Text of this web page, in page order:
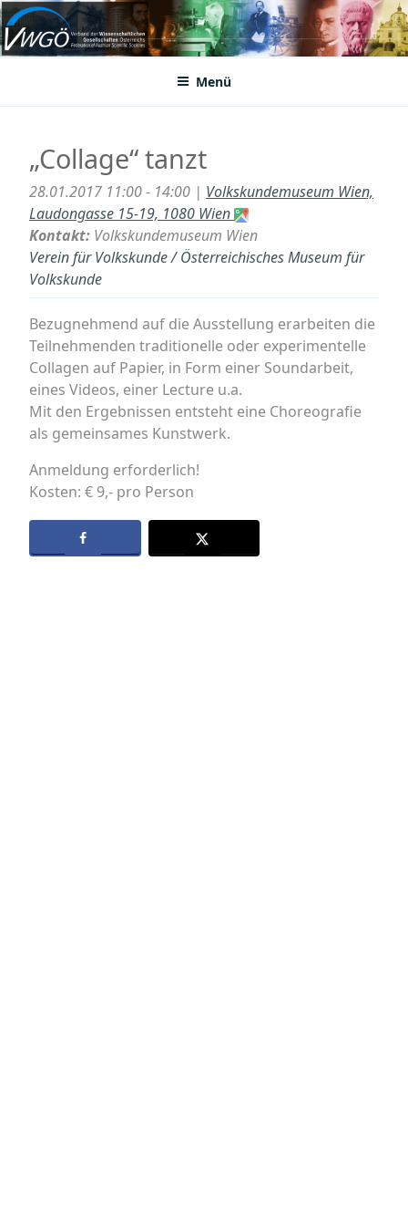
Zum
Inhalt
springenVWGÖ
Federation of Austrian Scientific Societies
Menü
„Collage“ tanzt
28.01.2017 11:00 - 14:00 | Volkskundemuseum Wien,
Laudongasse 15-19, 1080 Wien
Kontakt: Volkskundemuseum Wien
Verein für Volkskunde / Österreichisches Museum für
Volkskunde
Bezugnehmend auf die Ausstellung erarbeiten die
Teilnehmenden traditionelle oder experimentelle
Collagen auf Papier, in Form einer Soundarbeit,
eines Videos, einer Lecture u.a.
Mit den Ergebnissen entsteht eine Choreografie
als gemeinsames Kunstwerk.
Anmeldung erforderlich!
Kosten: € 9,- pro Person